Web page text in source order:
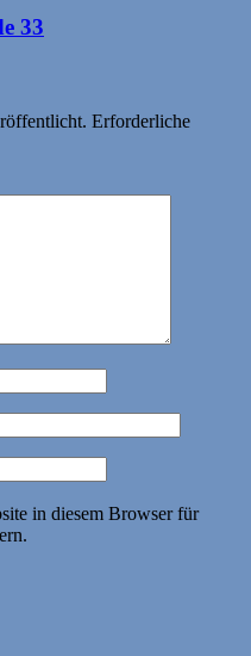
33
Erforderliche
in diesem Browser für